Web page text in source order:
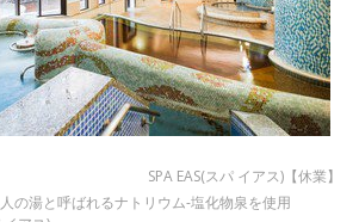
SPA EAS(スパ イアス)【休業】
の湯と呼ばれるナトリウム-塩化物泉を使用